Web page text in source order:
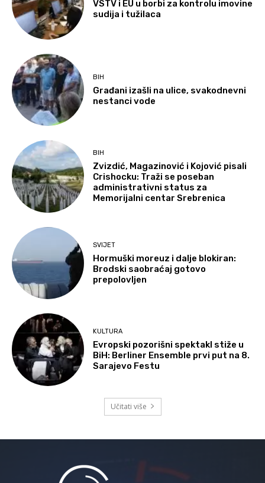
VSTV i EU u borbi za kontrolu imovine
sudija i tužilaca
BIH
Građani izašli na ulice, svakodnevni
nestanci vode
BIH
Zvizdić, Magazinović i Kojović pisali
Crishocku: Traži se poseban
administrativni status za
Memorijalni centar Srebrenica
SVIJET
Hormuški moreuz i dalje blokiran:
Brodski saobraćaj gotovo
prepolovljen
KULTURA
Evropski pozorišni spektakl stiže u
BiH: Berliner Ensemble prvi put na 8.
Sarajevo Festu
Učitati više